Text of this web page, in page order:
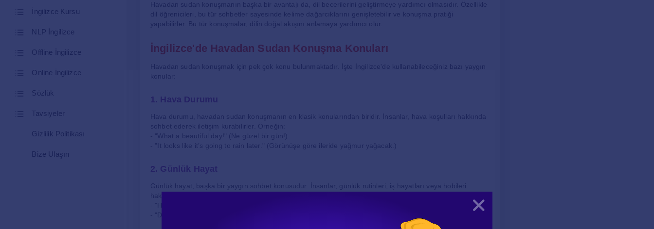
İngilizce Kursu
NLP İngilizce
Offline İngilizce
Online İngilizce
Sözlük
Tavsiyeler
Gizlilik Politikası
Bize Ulaşın
Havadan sudan konuşmanın başka bir avantajı da, dil becerilerini geliştirmeye yardımcı olmasıdır. Özellikle
dil öğrenicileri, bu tür sohbetler sayesinde kelime dağarcıklarını genişletebilir ve konuşma pratiği
yapabilirler. Bu tür konuşmalar, dilin doğal akışını anlamaya yardımcı olur.
İngilizce'de Havadan Sudan Konuşma Konuları
Havadan sudan konuşmak için pek çok konu bulunmaktadır. İşte İngilizce'de kullanabileceğiniz bazı yaygın
konular:
1. Hava Durumu
Hava durumu, havadan sudan konuşmanın en klasik konularından biridir. İnsanlar, hava koşulları hakkında
sohbet ederek iletişim kurabilirler. Örneğin:
- "What a beautiful day!" (Ne güzel bir gün!)
- "It looks like it’s going to rain later." (Görünüşe göre ileride yağmur yağacak.)
2. Günlük Hayat
Günlük hayat, başka bir yaygın sohbet konusudur. İnsanlar, günlük rutinleri, iş hayatları veya hobileri
hakkında konuşabilirler. Örnekler:
- "How was your weekend?" (Hafta sonun nasıldı?)
- "Did you watch that new movie?" (O yeni filmi izledin mi?)
Kapat